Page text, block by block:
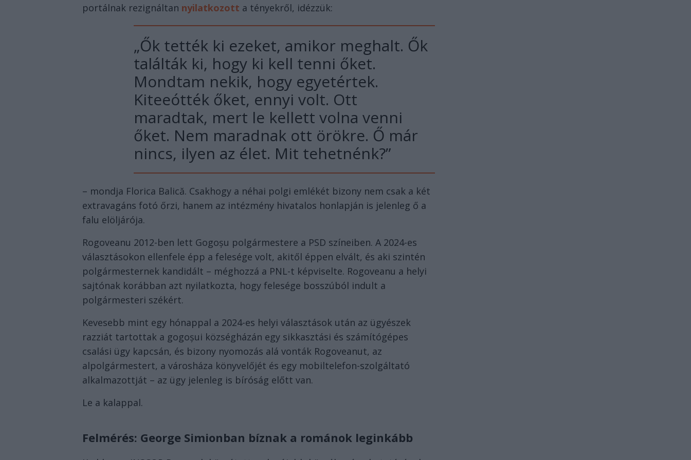
portálnak rezignáltan nyilatkozott a tényekről, idézzük:
„Ők tették ki ezeket, amikor meghalt. Ők
találták ki, hogy ki kell tenni őket.
Mondtam nekik, hogy egyetértek.
Kiteeótték őket, ennyi volt. Ott
maradtak, mert le kellett volna venni
őket. Nem maradnak ott örökre. Ő már
nincs, ilyen az élet. Mit tehetnénk?”
– mondja Florica Balică. Csakhogy a néhai polgi emlékét bizony nem csak a két
extravagáns fotó őrzi, hanem az intézmény hivatalos honlapján is jelenleg ő a
falu elöljárója.
Rogoveanu 2012-ben lett Gogoșu polgármestere a PSD színeiben. A 2024-es
választásokon ellenfele épp a felesége volt, akitől éppen elvált, és aki szintén
polgármesternek kandidált – méghozzá a PNL-t képviselte. Rogoveanu a helyi
sajtónak korábban azt nyilatkozta, hogy felesége bosszúból indult a
polgármesteri székért.
Kevesebb mint egy hónappal a 2024-es helyi választások után az ügyészek
razziát tartottak a gogoșui községházán egy sikkasztási és számítógépes
csalási ügy kapcsán, és bizony nyomozás alá vonták Rogoveanut, az
alpolgármestert, a városháza könyvelőjét és egy mobiltelefon-szolgáltató
alkalmazottját – az ügy jelenleg is bíróság előtt van.
Le a kalappal.
Felmérés: George Simionban bíznak a románok leginkább